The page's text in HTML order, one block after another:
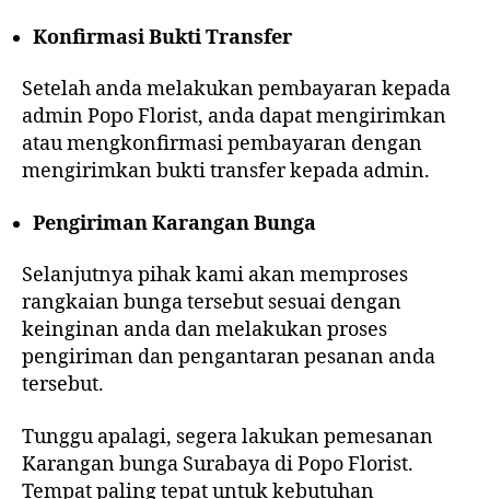
Konfirmasi Bukti Transfer
Setelah anda melakukan pembayaran kepada
admin Popo Florist, anda dapat mengirimkan
atau mengkonfirmasi pembayaran dengan
mengirimkan bukti transfer kepada admin.
Pengiriman Karangan Bunga
Selanjutnya pihak kami akan memproses
rangkaian bunga tersebut sesuai dengan
keinginan anda dan melakukan proses
pengiriman dan pengantaran pesanan anda
tersebut.
Tunggu apalagi, segera lakukan pemesanan
Karangan bunga Surabaya di Popo Florist.
Tempat paling tepat untuk kebutuhan